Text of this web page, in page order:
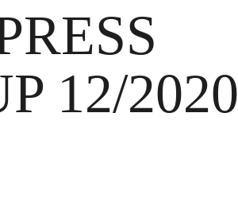
12/2020